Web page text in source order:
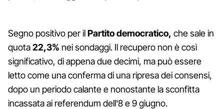
Segno positivo per ilPartito democratico, che sale in
quota22,3% nei sondaggi. Il recupero non è così
significativo, di appena due decimi, ma può essere
letto come una conferma di una ripresa dei consensi,
dopo un periodo calante e nonostante la sconfitta
incassata ai referendum dell'8 e 9 giugno.